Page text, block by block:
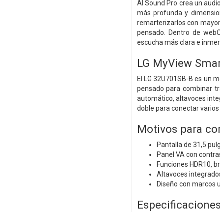
AI Sound Pro crea un
más profunda y
remarterizarlos con
pensado. Dentro de
escucha más clara e
LG MyView
El LG 32U701SB-B es un
pensado para combinar
automático, altavoces
doble para conectar
Motivos para
Pantalla de 31,5
Panel VA con
Funciones HDR10,
Altavoces
Diseño con marcos